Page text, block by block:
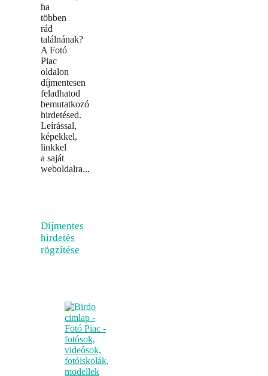
ha
többen
rád
találnának?
A Fotó
Piac
oldalon
díjmentesen
feladhatod
bemutatkozó
hirdetésed.
Leírással,
képekkel,
linkkel
a saját
weboldalra...
Díjmentes
hirdetés
rögzítése